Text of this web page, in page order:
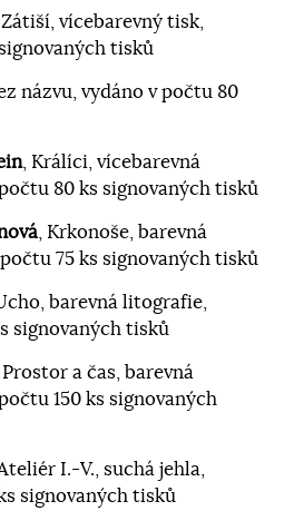
, Zátiší, vícebarevný tisk,
tisků
názvu, vydáno v počtu 80
, Králíci, vícebarevná
80 ks signovaných tisků
, Krkonoše, barevná
75 ks signovaných tisků
Ucho, barevná litografie,
signovaných tisků
, Prostor a čas, barevná
150 ks signovaných
Ateliér I.-V., suchá jehla,
signovaných tisků